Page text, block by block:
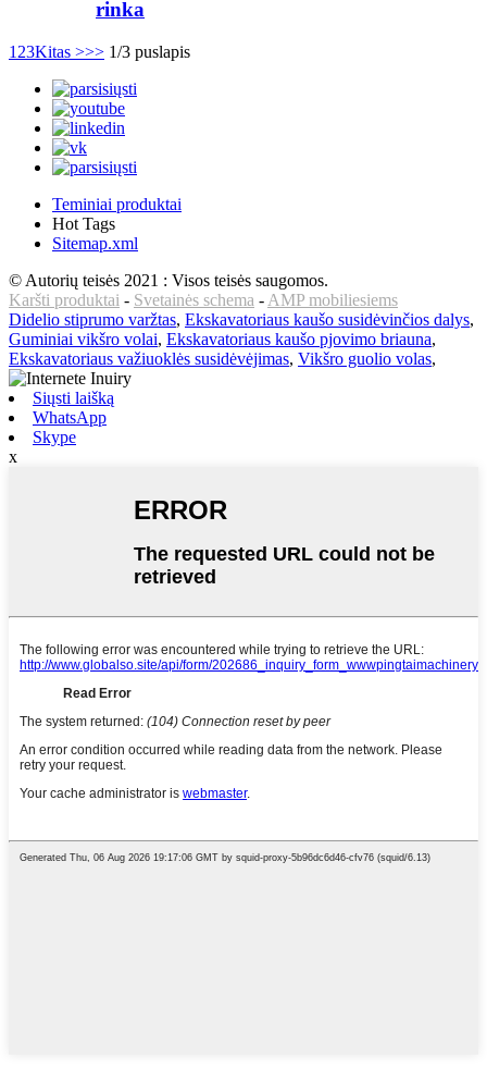
rinka
1 23Kitas >>> 1/3 puslapis
Teminiai produktai
Hot Tags
Sitemap.xml
© Autorių teisės 2021 : Visos teisės saugomos.
Karšti produktai - Svetainės schema - AMP mobiliesiems
Didelio stiprumo varžtas, Ekskavatoriaus kaušo susidėvinčios dalys,
Guminiai vikšro volai, Ekskavatoriaus kaušo pjovimo briauna,
Ekskavatoriaus važiuoklės susidėvėjimas, Vikšro guolio volas,
Siųsti laišką
WhatsApp
Skype
x